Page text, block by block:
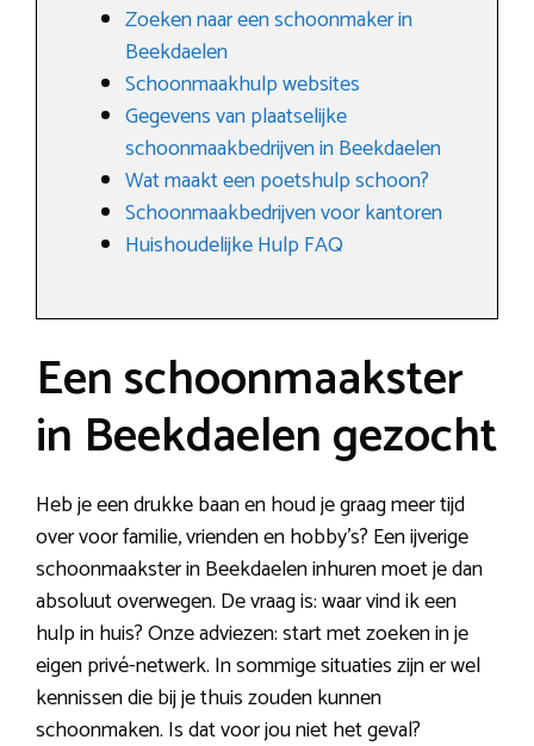
Zoeken naar een schoonmaker in
Beekdaelen
Schoonmaakhulp websites
Gegevens van plaatselijke
schoonmaakbedrijven in Beekdaelen
Wat maakt een poetshulp schoon?
Schoonmaakbedrijven voor kantoren
Huishoudelijke Hulp FAQ
Een schoonmaakster
in Beekdaelen gezocht
Heb je een drukke baan en houd je graag meer tijd
over voor familie, vrienden en hobby’s? Een ijverige
schoonmaakster in Beekdaelen inhuren moet je dan
absoluut overwegen. De vraag is: waar vind ik een
hulp in huis? Onze adviezen: start met zoeken in je
eigen privé-netwerk. In sommige situaties zijn er wel
kennissen die bij je thuis zouden kunnen
schoonmaken. Is dat voor jou niet het geval?